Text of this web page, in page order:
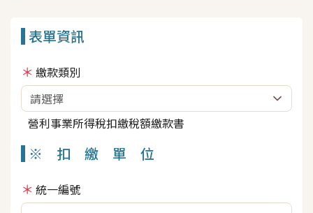
表單資訊
繳款類別
營利事業所得稅扣繳稅額繳款書
※ 扣 繳 單 位
統一編號